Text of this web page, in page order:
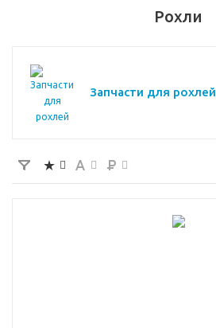
Рохли
Запчасти для рохлей